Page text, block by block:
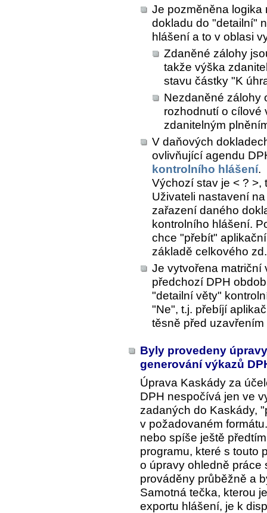
Je pozměněna
dokladu do "detailní"
hlášení a to v oblasi
Zdaněné zálohy
takže výška
stavu částky "K
Nezdaněné zálohy
rozhodnutí o cílové
zdanitelným
V daňových
ovlivňující agendu
kontrolního hlášení.
Výchozí stav je < ? >,
Uživateli nastavení
zařazení daného
kontrolního hlášení.
chce "přebít"
základě celkového
Je vytvořena matriční
předchozí DPH
"detailní věty"
"Ne", t.j. přebíjí
těsně před
Byly provedeny
generování výkazů
Úprava Kaskády za
DPH nespočívá jen ve
zadaných do Kaskády,
v požadovaném
nebo spíše ještě
programu, které s touto
o úpravy ohledně práce
prováděny průběžně a
Samotná tečka, kterou
exportu hlášení, je k